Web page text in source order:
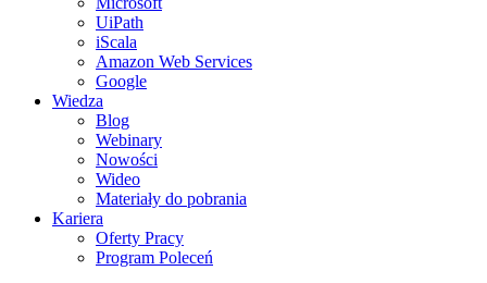
UiPath
iScala
Amazon Web Services
Google
Wiedza
Blog
Webinary
Nowości
Wideo
Materiały do pobrania
Kariera
Oferty Pracy
Program Poleceń